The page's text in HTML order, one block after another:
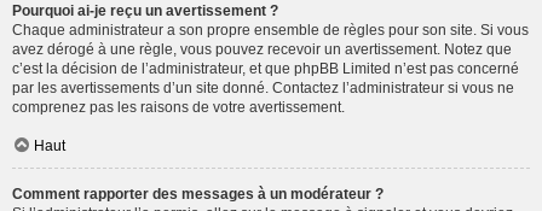
Pourquoi ai-je reçu un avertissement ?
Chaque administrateur a son propre ensemble de règles pour son site. Si vous
avez dérogé à une règle, vous pouvez recevoir un avertissement. Notez que
c’est la décision de l’administrateur, et que phpBB Limited n’est pas concerné
par les avertissements d’un site donné. Contactez l’administrateur si vous ne
comprenez pas les raisons de votre avertissement.
Haut
Comment rapporter des messages à un modérateur ?